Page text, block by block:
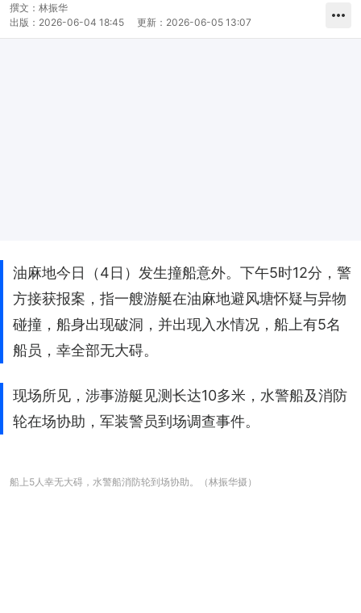
撰文： 林振华
出版： 2026-06-04 18:45 更新： 2026-06-05 13:07
油麻地今日（4日）发生撞船意外。下午5时12分，警
方接获报案，指一艘游艇在油麻地避风塘怀疑与异物
碰撞，船身出现破洞，并出现入水情况，船上有5名
船员，幸全部无大碍。
现场所见，涉事游艇见测长达10多米，水警船及消防
轮在场协助，军装警员到场调查事件。
船上5人幸无大碍，水警船消防轮到场协助。（林振华摄）